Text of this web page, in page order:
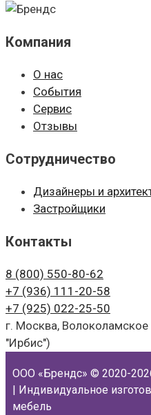
Компания
О нас
События
Сервис
Отзывы
Сотрудничество
Дизайнеры и
Застройщики
Контакты
8 (800) 550-80-62
+7 (936) 111-20-58
+7 (925) 022-25-50
г. Москва,
"Ирбис")
ООО «Брендс» © 2020-
| Индивидуальное
мебель